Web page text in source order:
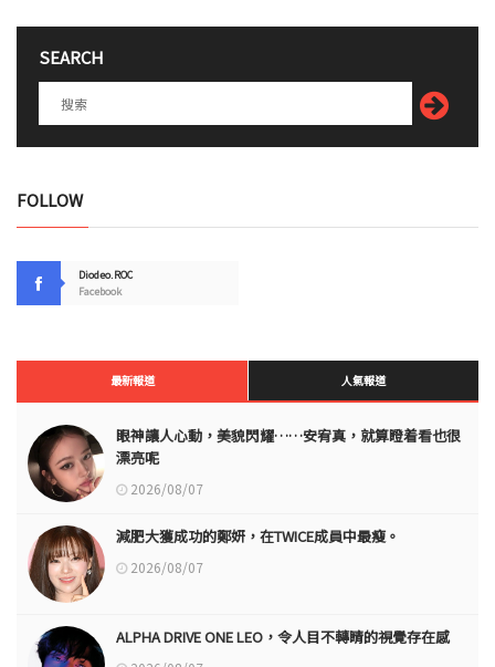
SEARCH
FOLLOW
Diodeo.ROC
Facebook
最新報道 人氣報道
眼神讓人心動，美貌閃耀……安宥真，就算瞪着看也很
漂亮呢
2026/08/07
減肥大獲成功的鄭妍，在TWICE成員中最瘦。
2026/08/07
ALPHA DRIVE ONE LEO，令人目不轉睛的視覺存在感